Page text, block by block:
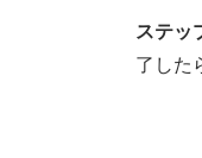
ステッ
了した